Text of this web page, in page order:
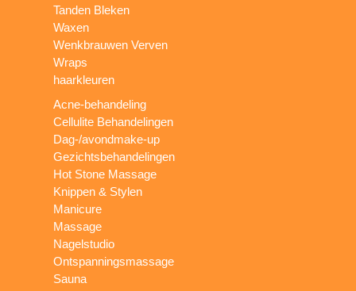
Tanden Bleken
Waxen
Wenkbrauwen Verven
Wraps
haarkleuren
Acne-behandeling
Cellulite Behandelingen
Dag-/avondmake-up
Gezichtsbehandelingen
Hot Stone Massage
Knippen & Stylen
Manicure
Massage
Nagelstudio
Ontspanningsmassage
Sauna